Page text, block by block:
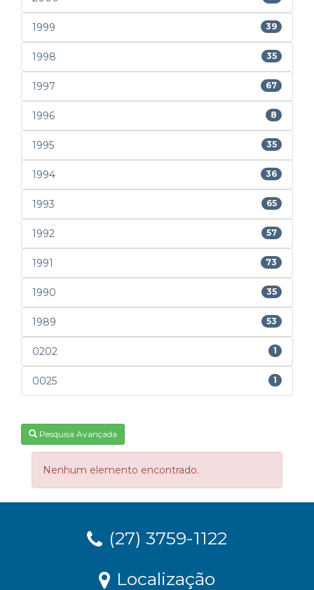
1999 39
1998 35
1997 67
1996 8
1995 35
1994 36
1993 65
1992 57
1991 73
1990 35
1989 53
0202 1
0025 1
Pesquisa Avançada
Nenhum elemento encontrado.
(27) 3759-1122
Localização